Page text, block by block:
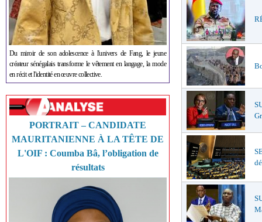
Du miroir de son adolescence à l'univers de Fang, le jeune
créateur sénégalais transforme le vêtement en langage, la mode
en récit et l'identité en œuvre collective.
PORTRAIT – CANDIDATE
MAURITANIENNE À LA TÊTE DE
L'OIF : Coumba Bâ, l’obligation de
résultats